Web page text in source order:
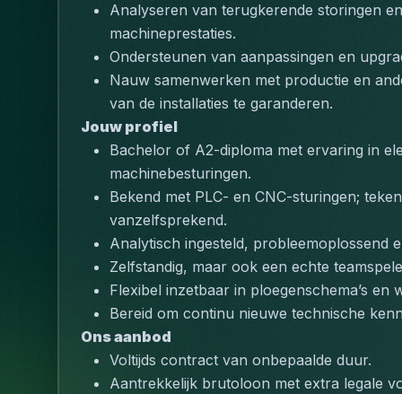
Analyseren van terugkerende storingen
machineprestaties.
Ondersteunen van aanpassingen en
Nauw samenwerken met productie en
van de installaties te garanderen.
Jouw profiel
Bachelor of A2-diploma met ervaring in
machinebesturingen.
Bekend met PLC- en CNC-sturingen;
vanzelfsprekend.
Analytisch ingesteld, probleemoplossend
Zelfstandig, maar ook een echte
Flexibel inzetbaar in ploegenschema’s en
Bereid om continu nieuwe technische
Ons aanbod
Voltijds contract van onbepaalde duur.
Aantrekkelijk brutoloon met extra legale